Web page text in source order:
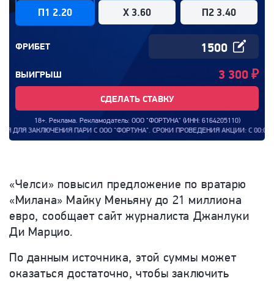
П1 2.20 X 3.60 П2 3.40
ФРИБЕТ
ВЫИГРЫШ 3 300 ₽
СДЕЛАТЬ СТАВКУ
18+. Реклама. Рекламодатель: ООО "ФОРТУНА" (ИНН: 6164205110)
ПАРИ С ООО "ФОРТУНА". СРОКИ ПРОВЕДЕНИЯ АКЦИИ: С 00:00:00
«Челси» повысил предложение по вратарю
«Милана» Майку Меньяну до 21 миллиона
евро, сообщает сайт журналиста Джанлуки
Ди Марцио.
По данным источника, этой суммы может
оказаться достаточно, чтобы заключить